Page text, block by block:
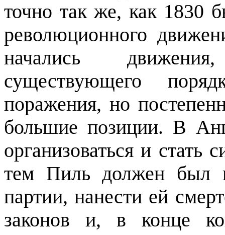
точно так же, как 1830
револю­ционного
начались
существующего
поражения, но
большие позиции. В
организоваться и стать
тем Пиль должен был
партии, нанести ей
законов и, в конце